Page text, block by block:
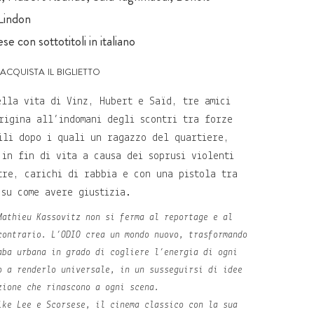
con sottotitoli in italiano
acquista il biglietto
vita di Vinz, Hubert e Saïd, tre amici
all’indomani degli scontri tra forze
dopo i quali un ragazzo del quartiere,
fin di vita a causa dei soprusi violenti
carichi di rabbia e con una pistola tra
come avere giustizia.
Kassovitz non si ferma al reportage e al
L’ODIO crea un mondo nuovo, trasformando
urbana in grado di cogliere l’energia di ogni
renderlo universale, in un susseguirsi di idee
che rinascono a ogni scena.
Lee e Scorsese, il cinema classico con la sua